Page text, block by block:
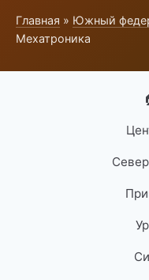
Главная » Южный
Мехатроника